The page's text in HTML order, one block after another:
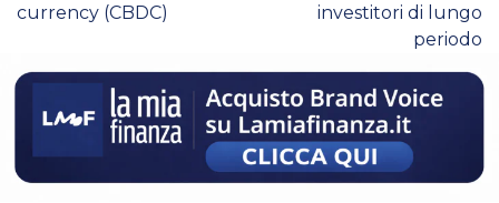
currency (CBDC)
investitori di lungo
periodo